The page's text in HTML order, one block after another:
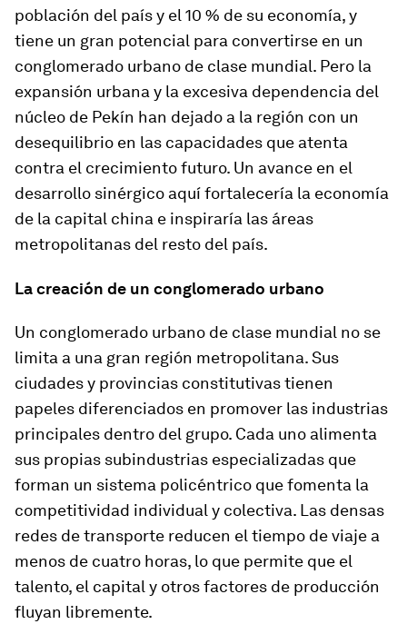
población del país y el 10 % de su economía, y
tiene un gran potencial para convertirse en un
conglomerado urbano de clase mundial. Pero la
expansión urbana y la excesiva dependencia del
núcleo de Pekín han dejado a la región con un
desequilibrio en las capacidades que atenta
contra el crecimiento futuro. Un avance en el
desarrollo sinérgico aquí fortalecería la economía
de la capital china e inspiraría las áreas
metropolitanas del resto del país.
La creación de un conglomerado urbano
Un conglomerado urbano de clase mundial no se
limita a una gran región metropolitana. Sus
ciudades y provincias constitutivas tienen
papeles diferenciados en promover las industrias
principales dentro del grupo. Cada uno alimenta
sus propias subindustrias especializadas que
forman un sistema policéntrico que fomenta la
competitividad individual y colectiva. Las densas
redes de transporte reducen el tiempo de viaje a
menos de cuatro horas, lo que permite que el
talento, el capital y otros factores de producción
fluyan libremente.